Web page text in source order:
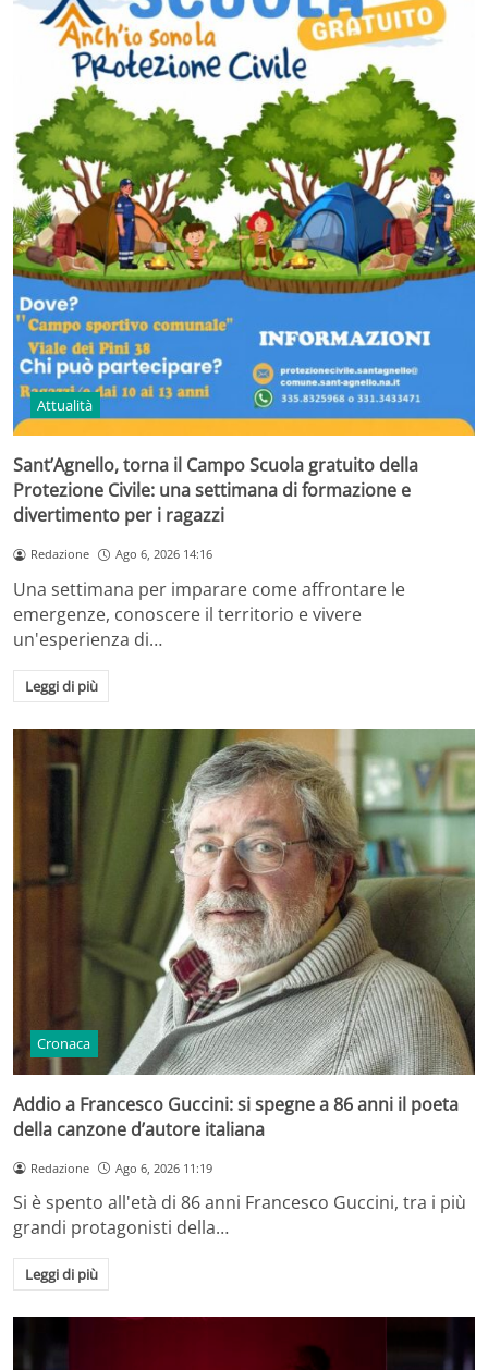
Attualità
Sant’Agnello, torna il Campo Scuola gratuito della
Protezione Civile: una settimana di formazione e
divertimento per i ragazzi
Redazione Ago 6, 2026 14:16
Una settimana per imparare come affrontare le
emergenze, conoscere il territorio e vivere
un'esperienza di…
Leggi di più
Cronaca
Addio a Francesco Guccini: si spegne a 86 anni il poeta
della canzone d’autore italiana
Redazione Ago 6, 2026 11:19
Si è spento all'età di 86 anni Francesco Guccini, tra i più
grandi protagonisti della…
Leggi di più